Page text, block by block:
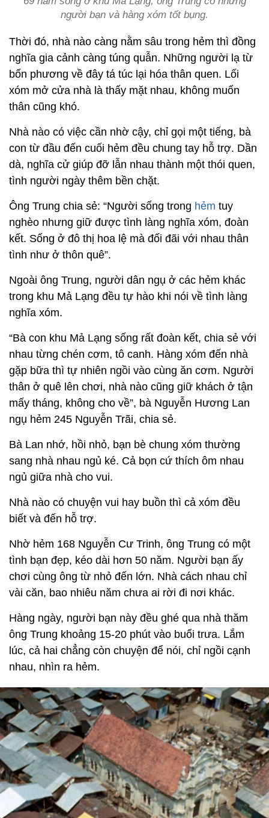
người bạn và hàng xóm tốt bụng.
Thời đó, nhà nào càng nằm sâu trong hẻm thì đồng
nghĩa gia cảnh càng túng quẫn. Những người lạ từ
bốn phương về đây tá túc lại hóa thân quen. Lối
xóm mở cửa nhà là thấy mặt nhau, không muốn
thân cũng khó.
Nhà nào có việc cần nhờ cậy, chỉ gọi một tiếng, bà
con từ đầu đến cuối hẻm đều chung tay hỗ trợ. Dần
dà, nghĩa cử giúp đỡ lẫn nhau thành một thói quen,
tình người ngày thêm bền chặt.
Ông Trung chia sẻ: “Người sống trong hẻm tuy
nghèo nhưng giữ được tình làng nghĩa xóm, đoàn
kết. Sống ở đô thị hoa lệ mà đối đãi với nhau thân
tình như ở thôn quê”.
Ngoài ông Trung, người dân ngụ ở các hẻm khác
trong khu Mả Lạng đều tự hào khi nói về tình làng
nghĩa xóm.
“Bà con khu Mả Lạng sống rất đoàn kết, chia sẻ với
nhau từng chén cơm, tô canh. Hàng xóm đến nhà
gặp bữa thì tự nhiên ngồi vào cùng ăn cơm. Người
thân ở quê lên chơi, nhà nào cũng giữ khách ở tận
mấy tháng, không cho về”, bà Nguyễn Hương Lan
ngụ hẻm 245 Nguyễn Trãi, chia sẻ.
Bà Lan nhớ, hồi nhỏ, bạn bè chung xóm thường
sang nhà nhau ngủ ké. Cả bọn cứ thích ôm nhau
ngủ giữa nhà cho vui.
Nhà nào có chuyện vui hay buồn thì cả xóm đều
biết và đến hỗ trợ.
Nhờ hẻm 168 Nguyễn Cư Trinh, ông Trung có một
tình bạn đẹp, kéo dài hơn 50 năm. Người bạn ấy
chơi cùng ông từ nhỏ đến lớn. Nhà cách nhau chỉ
vài căn, bao nhiêu năm chưa ai rời đi nơi khác.
Hàng ngày, người bạn này đều ghé qua nhà thăm
ông Trung khoảng 15-20 phút vào buổi trưa. Lắm
lúc, cả hai chẳng còn chuyện để nói, chỉ ngồi cạnh
nhau, nhìn ra hẻm.